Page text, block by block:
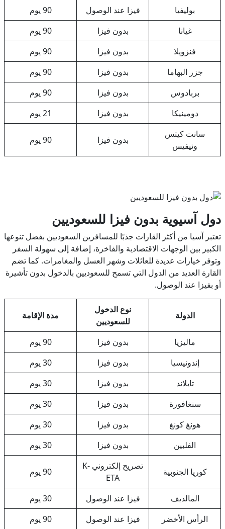
بوليفيا فيزا عند الوصول
90 يوم
غيانا
بدون فيزا
90 يوم
فنزويلا
بدون فيزا
90 يوم
جزر البهاما
بدون فيزا
90 يوم
بربادوس
بدون فيزا
90 يوم
دومينيكا
بدون فيزا
21 يوم
سانت كيتس
ونيفيس
بدون فيزا 90 يوم
دول آسيوية بدون فيزا للسعوديين
تعتبر آسيا من أكثر القارات جذبًا للمسافرين السعوديين بفضل تنوعها
الكبير بين الوجهات الاقتصادية والفاخرة، إضافة إلى سهولة السفر
وتوفر خيارات عديدة للعائلات وشهر العسل والمغامرات. كما تضم
القارة العديد من الدول التي تسمح للسعوديين بالدخول بدون تأشيرة
أو بفيزا عند الوصول.
الدولة
نوع الدخول
للسعوديين
مدة الإقامة
ماليزيا بدون فيزا
90 يوم
إندونيسيا
بدون فيزا
30 يوم
تايلاند
بدون فيزا
30 يوم
سنغافورة
بدون فيزا
30 يوم
هونغ كونغ
بدون فيزا
30 يوم
الفلبين
بدون فيزا 30 يوم
كوريا الجنوبية
تصريح إلكتروني K-
ETA
90 يوم
المالديف فيزا عند الوصول
30 يوم
الرأس الأخضر
فيزا عند الوصول
90 يوم